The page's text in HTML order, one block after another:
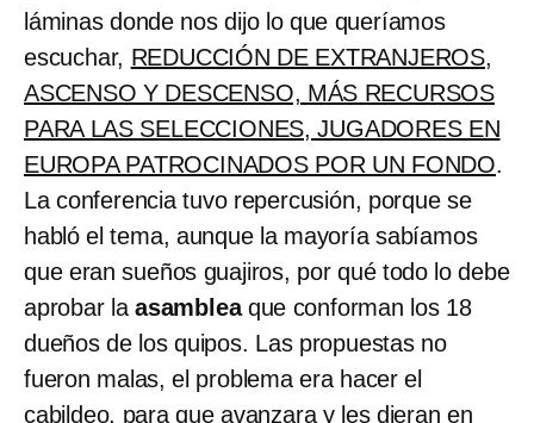
láminas donde nos dijo lo que queríamos
escuchar, REDUCCIÓN DE EXTRANJEROS,
ASCENSO Y DESCENSO, MÁS RECURSOS
PARA LAS SELECCIONES, JUGADORES EN
EUROPA PATROCINADOS POR UN FONDO.
La conferencia tuvo repercusión, porque se
habló el tema, aunque la mayoría sabíamos
que eran sueños guajiros, por qué todo lo debe
aprobar laasambleaque conforman los 18
dueños de los quipos. Las propuestas no
fueron malas, el problema era hacer el
cabildeo, para que avanzara y les dieran en